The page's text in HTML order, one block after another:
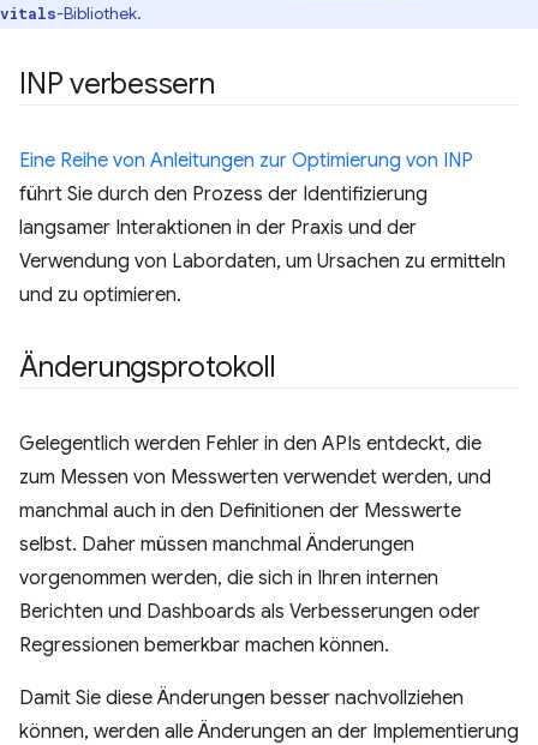
vitals-Bibliothek.
INP verbessern
Eine Reihe von Anleitungen zur Optimierung von INP
führt Sie durch den Prozess der Identifizierung
langsamer Interaktionen in der Praxis und der
Verwendung von Labordaten, um Ursachen zu ermitteln
und zu optimieren.
Änderungsprotokoll
Gelegentlich werden Fehler in den APIs entdeckt, die
zum Messen von Messwerten verwendet werden, und
manchmal auch in den Definitionen der Messwerte
selbst. Daher müssen manchmal Änderungen
vorgenommen werden, die sich in Ihren internen
Berichten und Dashboards als Verbesserungen oder
Regressionen bemerkbar machen können.
Damit Sie diese Änderungen besser nachvollziehen
können, werden alle Änderungen an der Implementierung